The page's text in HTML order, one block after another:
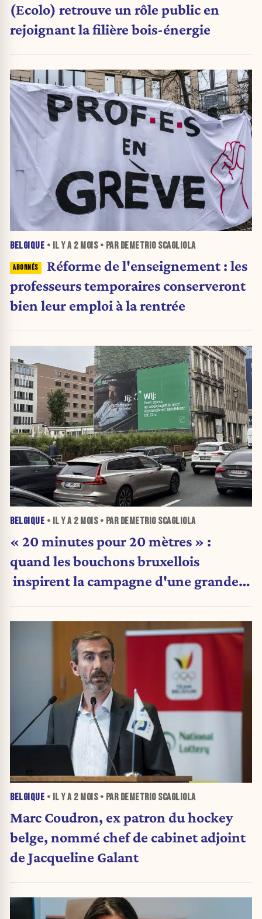
(Ecolo) retrouve un rôle public en
rejoignant la filière bois-énergie
BELGIQUE • IL Y A 2 MOIS• PAR DEMETRIO SCAGLIOLA
Réforme de l'enseignement : les
professeurs temporaires conserveront
bien leur emploi à la rentrée
BELGIQUE • IL Y A 2 MOIS• PAR DEMETRIO SCAGLIOLA
« 20 minutes pour 20 mètres » :
quand les bouchons bruxellois
inspirent la campagne d'une grande
BELGIQUE • IL Y A 2 MOIS• PAR DEMETRIO SCAGLIOLA
Marc Coudron, ex patron du hockey
belge, nommé chef de cabinet adjoint
de Jacqueline Galant